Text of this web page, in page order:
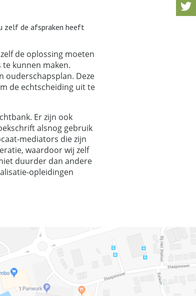
zelf de afspraken heeft
de oplossing moeten
kunnen maken.
ouderschapsplan. Deze
de echtscheiding uit te
Er zijn ook
alsnog gebruik
mediators die zijn
waardoor wij zelf
duurder dan andere
opleidingen